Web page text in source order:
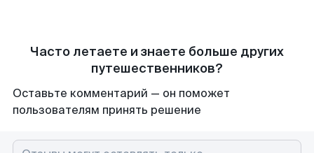
Часто летаете и знаете больше других
путешественников?
Оставьте комментарий — он поможет
пользователям принять решение